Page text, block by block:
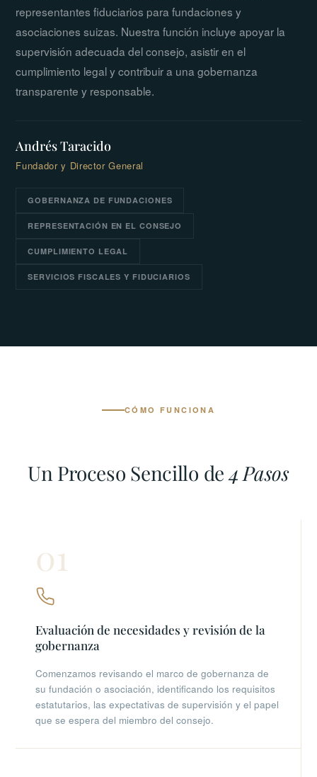
representantes fiduciarios para fundaciones y
asociaciones suizas. Nuestra función incluye apoyar la
supervisión adecuada del consejo, asistir en el
cumplimiento legal y contribuir a una gobernanza
transparente y responsable.
Andrés Taracido
Fundador y Director General
GOBERNANZA DE FUNDACIONES
REPRESENTACIÓN EN EL CONSEJO
CUMPLIMIENTO LEGAL
SERVICIOS FISCALES Y FIDUCIARIOS
CÓMO FUNCIONA
Un Proceso Sencillo de4 Pasos
01
Evaluación de necesidades y revisión de la
gobernanza
Comenzamos revisando el marco de gobernanza de
su fundación o asociación, identificando los requisitos
estatutarios, las expectativas de supervisión y el papel
que se espera del miembro del consejo.